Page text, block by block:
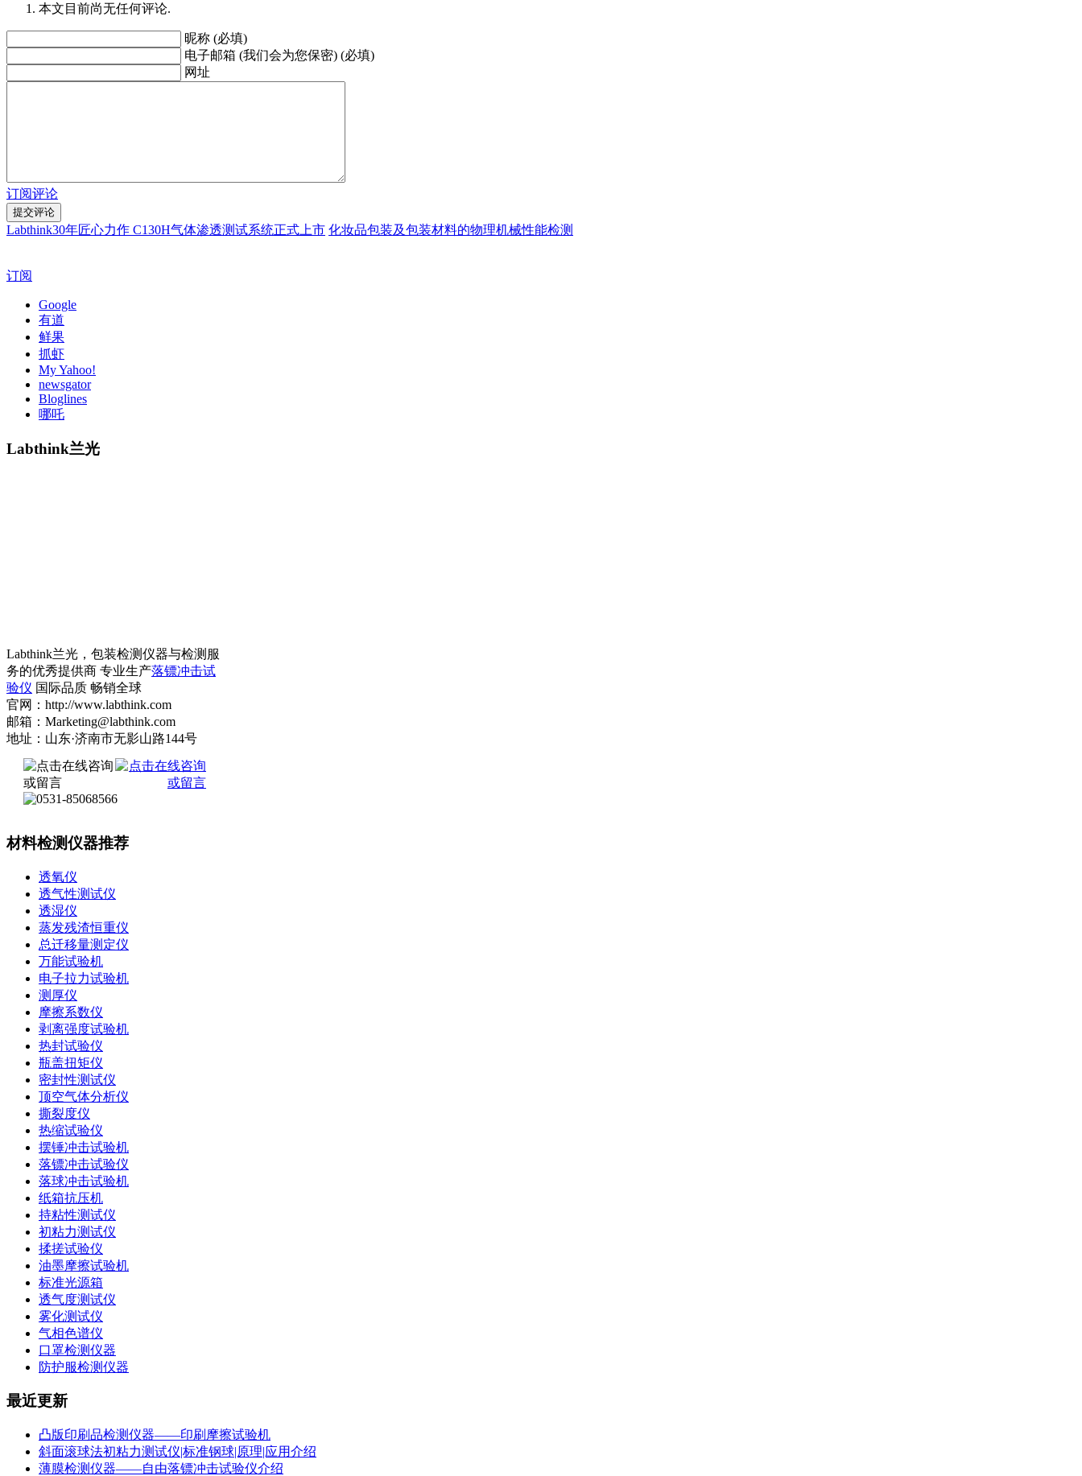
本文目前尚无任何评论.
昵称 (必填)
电子邮箱 (我们会为您保密) (必填)
网址
订阅评论
Labthink30年匠心力作 C130H气体渗透测试系统正式上市 化妆品包装及包装材料的物理机械性能检测
订阅
Google
有道
鲜果
抓虾
My Yahoo!
newsgator
Bloglines
哪吒
Labthink兰光
Labthink兰光，包装检测仪器与检测服
务的优秀提供商 专业生产落镖冲击试
验仪 国际品质 畅销全球
官网：http://www.labthink.com
邮箱：Marketing@labthink.com
地址：山东·济南市无影山路144号
材料检测仪器推荐
透氧仪
透气性测试仪
透湿仪
蒸发残渣恒重仪
总迁移量测定仪
万能试验机
电子拉力试验机
测厚仪
摩擦系数仪
剥离强度试验机
热封试验仪
瓶盖扭矩仪
密封性测试仪
顶空气体分析仪
撕裂度仪
热缩试验仪
摆锤冲击试验机
落镖冲击试验仪
落球冲击试验机
纸箱抗压机
持粘性测试仪
初粘力测试仪
揉搓试验仪
油墨摩擦试验机
标准光源箱
透气度测试仪
雾化测试仪
气相色谱仪
口罩检测仪器
防护服检测仪器
最近更新
凸版印刷品检测仪器——印刷摩擦试验机
斜面滚球法初粘力测试仪|标准钢球|原理|应用介绍
薄膜检测仪器——自由落镖冲击试验仪介绍